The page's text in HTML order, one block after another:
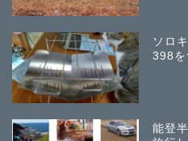
ソロ
398を
能登